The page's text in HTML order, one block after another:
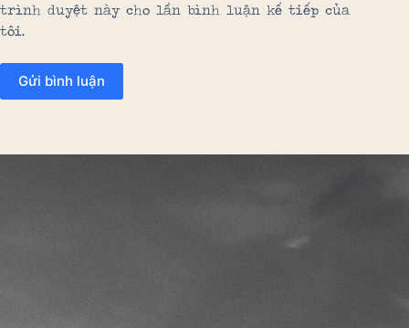
trình duyệt này cho lần bình luận kế tiếp của
tôi.
Gửi bình luận